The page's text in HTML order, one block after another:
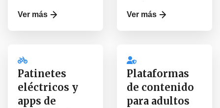
Ver más Ver más
Patinetes
eléctricos y
apps de
Plataformas
de contenido
para adultos